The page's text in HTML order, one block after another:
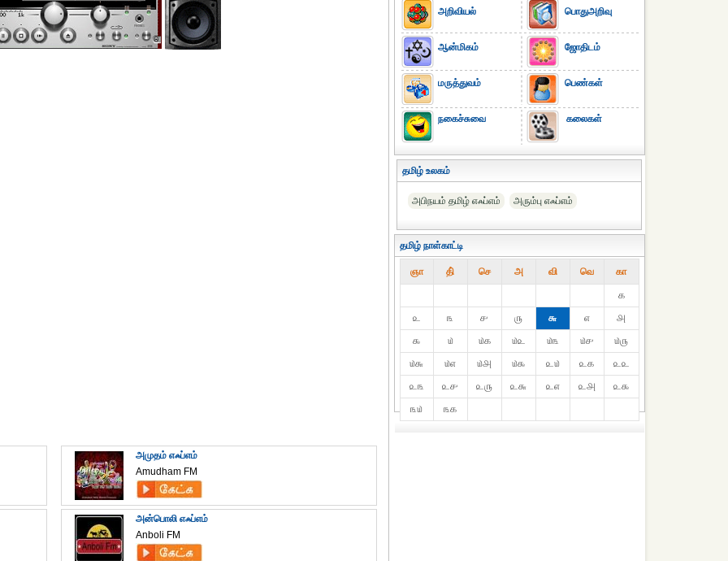
அமுதம் எஃப்எம்
Amudham FM
அன்பொலி எஃப்எம்
Anboli FM
அறிவியல்
ஆன்மிகம்
மருத்துவம்
நகைச்சுவை
பொதுஅறிவு
ஜோதிடம்
பெண்கள்
கலைகள்
தமிழ் உலகம்
அபிநயம் தமிழ் எஃப்எம் அரும்பு எஃப்எம்
தமிழ் நாள்காட்டி
ஞா தி் செ அ வி வெ கா
௧
௨
௩ ௪ ௫ ௬ ௭
௮
௯
௰ ௰௧ ௰௨ ௰௩ ௰௪
௰௫
௰௬
௰௭ ௰௮ ௰௯ ௨௰ ௨௧
௨௨
௨௩
௨௪ ௨௫ ௨௬ ௨௭ ௨௮
௨௯
௩௰
௩௧